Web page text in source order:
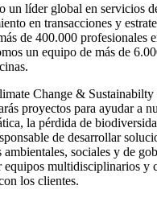
un líder global en servicios
en transacciones y
de 400.000 profesionales
un equipo de más de
Change & Sustainabilty
proyectos para ayudar a
la pérdida de
de desarrollar
sociales y de
equipos multidisciplinarios y
los clientes.